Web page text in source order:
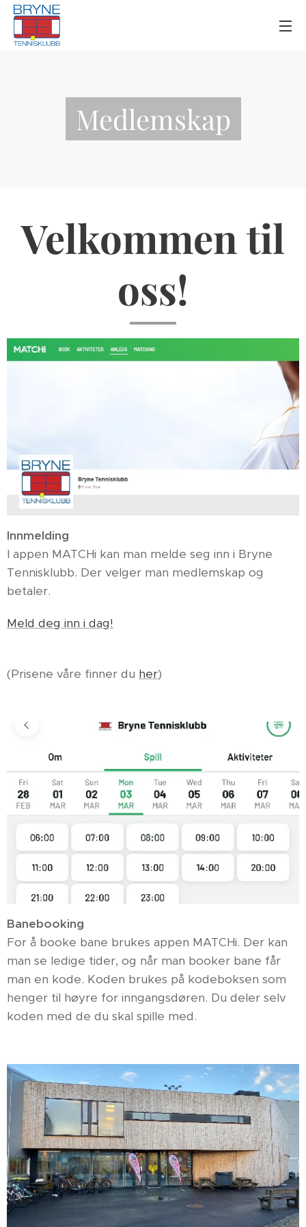
Medlemskap
Velkommen til
oss!
Innmelding
I appen MATCHi kan man melde seg inn i Bryne
Tennisklubb. Der velger man medlemskap og
betaler.
Meld deg inn i dag!
(Prisene våre finner du her)
Banebooking
For å booke bane brukes appen MATCHi. Der kan
man se ledige tider, og når man booker bane får
man en kode. Koden brukes på kodeboksen som
henger til høyre for inngangsdøren. Du deler selv
koden med de du skal spille med.